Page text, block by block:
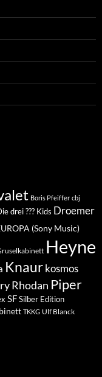
Boris Pfeiffer cbj
drei ??? Kids Droemer
(Sony Music)
Heyne
Knaur kosmos
Rhodan Piper
SFSilber Edition
TKKG Ulf Blanck